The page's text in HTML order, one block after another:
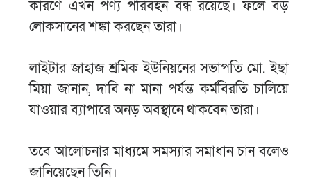
কারণে এখন পণ্য পরিবহন বন্ধ রয়েছে। ফলে বড়
লোকসানের শঙ্কা করছেন তারা।
লাইটার জাহাজ শ্রমিক ইউনিয়নের সভাপতি মো. ইছা
মিয়া জানান, দাবি না মানা পর্যন্ত কর্মবিরতি চালিয়ে
যাওয়ার ব্যাপারে অনড় অবস্থানে থাকবেন তারা।
তবে আলোচনার মাধ্যমে সমস্যার সমাধান চান বলেও
জানিয়েছেন তিনি।